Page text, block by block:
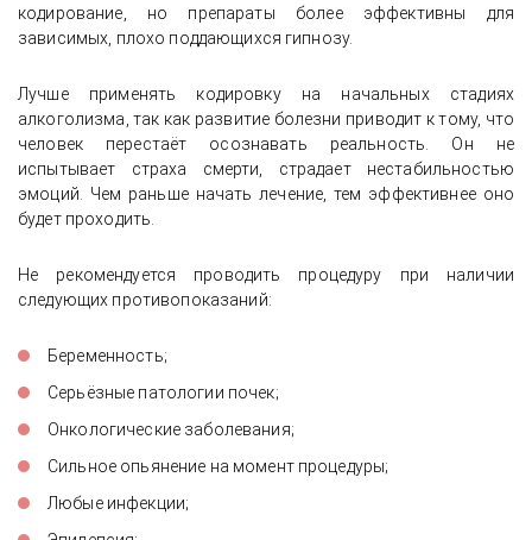
кодирование, но препараты более эффективны для
зависимых, плохо поддающихся гипнозу.
Лучше применять кодировку на начальных стадиях
алкоголизма, так как развитие болезни приводит к тому, что
человек перестаёт осознавать реальность. Он не
испытывает страха смерти, страдает нестабильностью
эмоций. Чем раньше начать лечение, тем эффективнее оно
будет проходить.
Не рекомендуется проводить процедуру при наличии
следующих противопоказаний:
Беременность;
Серьёзные патологии почек;
Онкологические заболевания;
Сильное опьянение на момент процедуры;
Любые инфекции;